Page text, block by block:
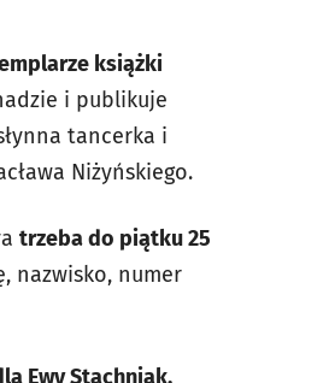
książki
i publikuje
tancerka i
Niżyńskiego.
trzeba do piątku 25
nazwisko, numer
Ewy Stachniak.